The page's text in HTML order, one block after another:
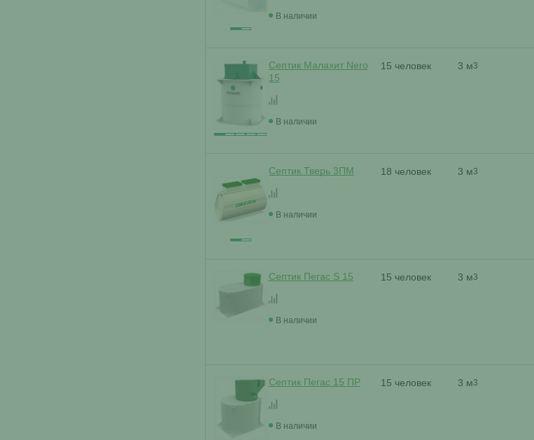
В наличии
Септик Малахит Nero
15
В наличии
15 человек 3 м3
Септик Тверь 3ПМ
В наличии
18 человек 3 м3
Септик Пегас S 15
В наличии
15 человек 3 м3
Септик Пегас 15 ПР
В наличии
15 человек 3 м3